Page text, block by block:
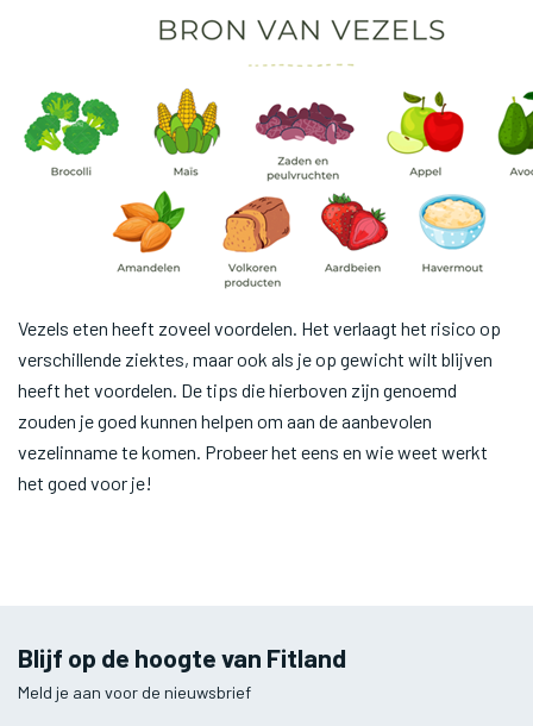
Vezels eten heeft zoveel voordelen. Het verlaagt het risico op
verschillende ziektes, maar ook als je op gewicht wilt blijven
heeft het voordelen. De tips die hierboven zijn genoemd
zouden je goed kunnen helpen om aan de aanbevolen
vezelinname te komen. Probeer het eens en wie weet werkt
het goed voor je!
Blijf op de hoogte van Fitland
Meld je aan voor de nieuwsbrief